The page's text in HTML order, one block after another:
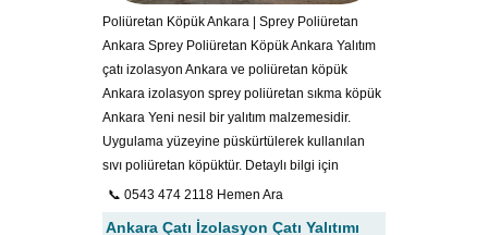
Poliüretan Köpük Ankara | Sprey Poliüretan
Ankara Sprey Poliüretan Köpük Ankara Yalıtım
çatı izolasyon Ankara ve poliüretan köpük
Ankara izolasyon sprey poliüretan sıkma köpük
Ankara Yeni nesil bir yalıtım malzemesidir.
Uygulama yüzeyine püskürtülerek kullanılan
sıvı poliüretan köpüktür. Detaylı bilgi için
📞 0543 474 2118 Hemen Ara
Ankara Çatı İzolasyon Çatı Yalıtımı